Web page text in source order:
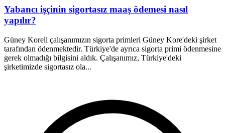
Yabancı işçinin sigortasız maaş ödemesi nasıl
yapılır?
Güney Koreli çalışanımızın sigorta primleri Güney Kore'deki şirket
tarafından ödenmektedir. Türkiye'de ayrıca sigorta primi ödenmesine
gerek olmadığı bilgisini aldık. Çalışanımız, Türkiye'deki
şirketimizde sigortasız ola...